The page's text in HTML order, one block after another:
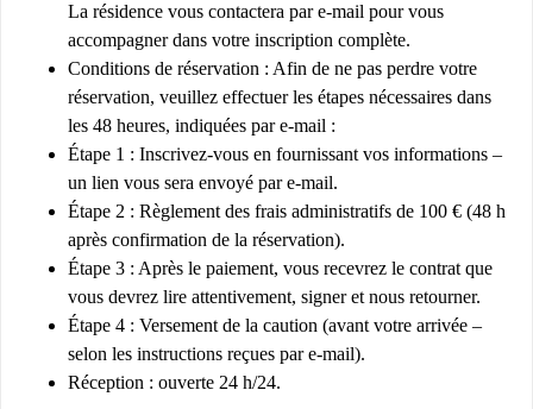
La résidence vous contactera par e-mail pour vous
accompagner dans votre inscription complète.
Conditions de réservation : Afin de ne pas perdre votre
réservation, veuillez effectuer les étapes nécessaires dans
les 48 heures, indiquées par e-mail :
Étape 1 : Inscrivez-vous en fournissant vos informations –
un lien vous sera envoyé par e-mail.
Étape 2 : Règlement des frais administratifs de 100 € (48 h
après confirmation de la réservation).
Étape 3 : Après le paiement, vous recevrez le contrat que
vous devrez lire attentivement, signer et nous retourner.
Étape 4 : Versement de la caution (avant votre arrivée –
selon les instructions reçues par e-mail).
Réception : ouverte 24 h/24.